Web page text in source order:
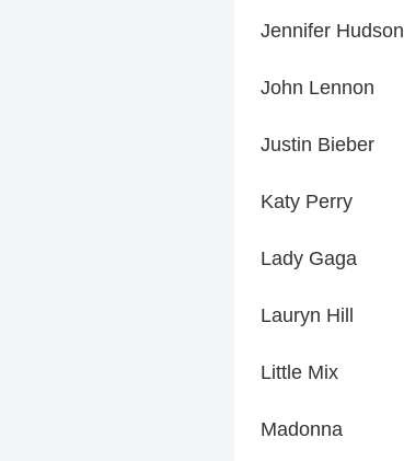
Jennifer Hudson
John Lennon
Justin Bieber
Katy Perry
Lady Gaga
Lauryn Hill
Little Mix
Madonna